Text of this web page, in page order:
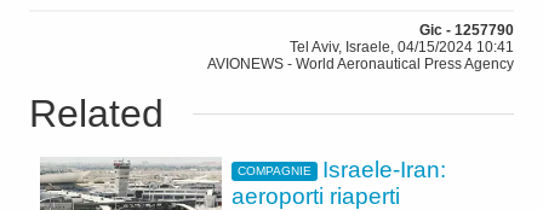
Gic - 1257790
Tel Aviv, Israele, 04/15/2024 10:41
AVIONEWS - World Aeronautical Press Agency
Related
COMPAGNIE
Israele-Iran:
aeroporti riaperti